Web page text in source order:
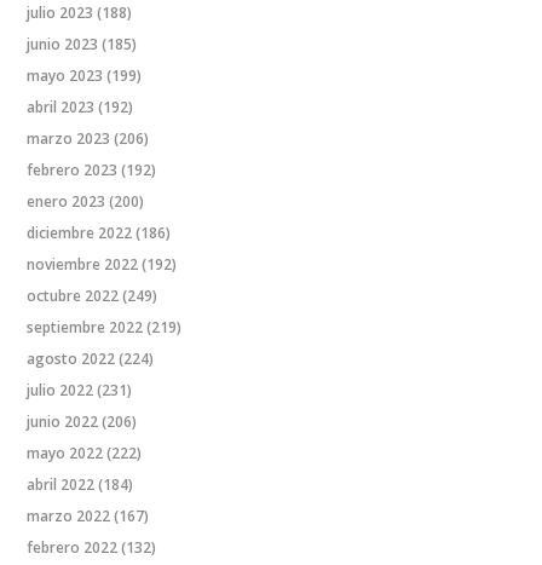
julio 2023 (188)
junio 2023 (185)
mayo 2023 (199)
abril 2023 (192)
marzo 2023 (206)
febrero 2023 (192)
enero 2023 (200)
diciembre 2022(186)
noviembre 2022(192)
octubre 2022(249)
septiembre 2022(219)
agosto 2022(224)
julio 2022(231)
junio 2022(206)
mayo 2022(222)
abril 2022(184)
marzo 2022(167)
febrero 2022(132)